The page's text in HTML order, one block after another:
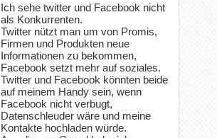
Ich sehe twitter und Facebook nicht
als Konkurrenten.
Twitter nützt man um von Promis,
Firmen und Produkten neue
Informationen zu bekommen,
Facebook setzt mehr auf soziales.
Twitter und Facebook könnten beide
auf meinem Handy sein, wenn
Facebook nicht verbugt,
Datenschleuder wäre und meine
Kontakte hochladen würde.